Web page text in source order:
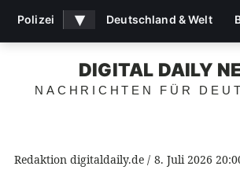
DIGITAL DAILY
NACHRICHTEN FÜR
Redaktion digitaldaily.de 8. Juli 2026
Polizei ▾ Deutschland & Welt